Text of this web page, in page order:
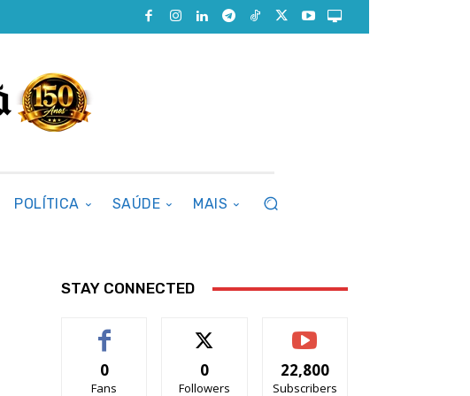
POLÍTICA SAÚDE MAIS
STAY CONNECTED
0
Fans
0
Followers
22,800
Subscribers